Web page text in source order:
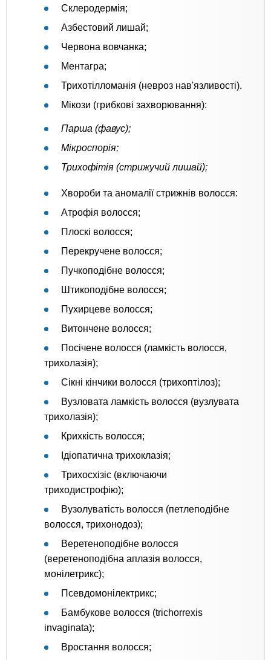
Склеродермія;
Азбестовий лишай;
Червона вовчанка;
Ментагра;
Трихотілломанія (невроз нав'язливості).
Мікози (грибкові захворювання):
Парша (фавус);
Мікроспорія;
Трихофітія (стрижучий лишай);
Хвороби та аномалії стрижнів волосся:
Атрофія волосся;
Плоскі волосся;
Перекручене волосся;
Пучкоподібне волосся;
Штикоподібне волосся;
Пухирцеве волосся;
Витончене волосся;
Посічене волосся (ламкість волосся,
трихолазія);
Сікні кінчики волосся (трихоптілоз);
Вузловата ламкість волосся (вузлувата
трихолазія);
Крихкість волосся;
Ідіопатична трихоклазія;
Трихосхізіс (включаючи
триходистрофію);
Вузолуватість волосся (петлеподібне
волосся, трихонодоз);
Веретеноподібне волосся
(веретеноподібна аплазія волосся,
монілетрикс);
Псевдомонілектрикс;
Бамбукове волосся (trichorrexis
invaginata);
Вростання волосся;